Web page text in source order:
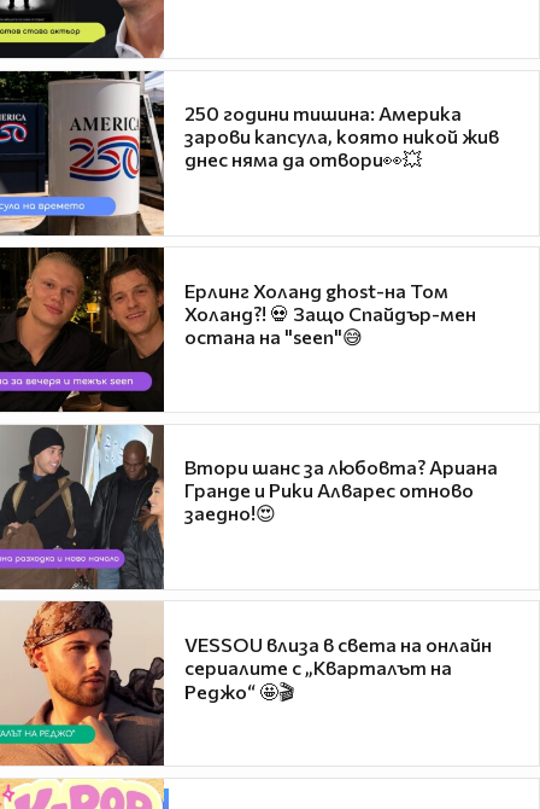
250 години тишина: Америка
зарови капсула, която никой жив
днес няма да отвори👀💥
Ерлинг Холанд ghost-на Том
Холанд?! 💀 Защо Спайдър-мен
остана на "seen"😅
Втори шанс за любовта? Ариана
Гранде и Рики Алварес отново
заедно!😍
VESSOU влиза в света на онлайн
сериалите с „Кварталът на
Реджо“ 🤩🎬